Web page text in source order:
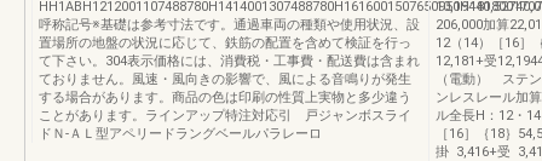
呼称記号※基礎は参考寸法です。通過車両の種類や使用状況、設
置場所の地盤の状況に応じて、鉄筋の配置を含めて検証を行っ
て下さい。304表示価格には、消費税・工事費・配送費は含まれ
ておりません。風速・風向きの影響で、風による音鳴りが発生
する場合があります。商品の色は印刷の性質上実物と多少違う
ことがあります。ラインアップ特注対応引 戸ジャンボスライ
ドＮ-ＡＬ型アペリードラングベールパラレーロ
206,000加算
12（14）［16］
12,181+受
（電動） ステ
ンレスレール加
ル全長H：12・
［16］｛18｝
掛 3,416+受